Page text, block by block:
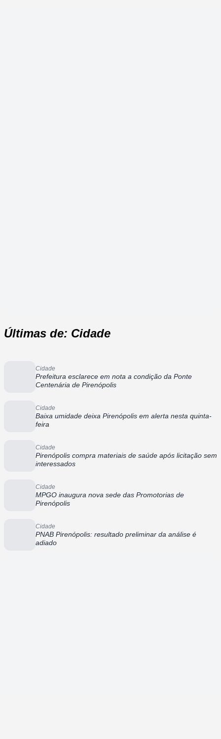
Últimas de: Cidade
Cidade
Prefeitura esclarece em nota a condição da Ponte
Centenária de Pirenópolis
Cidade
Baixa umidade deixa Pirenópolis em alerta nesta quinta-
feira
Cidade
Pirenópolis compra materiais de saúde após licitação sem
interessados
Cidade
MPGO inaugura nova sede das Promotorias de
Pirenópolis
Cidade
PNAB Pirenópolis: resultado preliminar da análise é
adiado